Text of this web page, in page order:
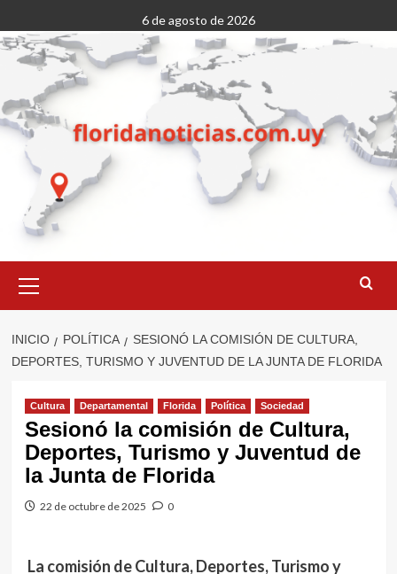
al
contenido
6 de agosto de 2026
primario
INICIO POLÍTICA
SESIONÓ LA COMISIÓN DE CULTURA,
DEPORTES, TURISMO Y JUVENTUD DE LA JUNTA DE FLORIDA
Cultura Departamental Florida Política Sociedad
Sesionó la comisión de Cultura,
Deportes, Turismo y Juventud de
la Junta de Florida
22 de octubre de 2025 0
La comisión de Cultura, Deportes, Turismo y